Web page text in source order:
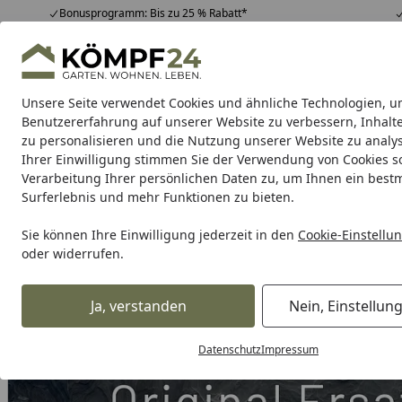
Unsere Seite verwendet Cookies und ähnliche Technologien,
Benutzererfahrung auf unserer Website zu verbessern,
zu personalisieren und die Nutzung unserer Website zu
Ihrer Einwilligung stimmen Sie der Verwendung von Cookies
Verarbeitung Ihrer persönlichen Daten zu, um Ihnen ein
Surferlebnis und mehr Funktionen zu bieten.
Sie können Ihre Einwilligung jederzeit in den Cookie-
oder widerrufen.
Ja, verstanden Nein,
DatenschutzImpressum
Bonusprogramm: Bis zu 25 % Rabatt*
Hotline07051 / 9 22 22
Mo-Fr. 8-16 Uhr 25.958 Bewertungen
Alle Produkte
Alle ProdukteHighlights Tipps & Tricks
Grill Gasgrill Holzkohlegrill Elektrogrill
Karibu Pools inkl.
Dein Traumpool im Sorglos-
Weber Lid assembly 3B Genesis 19,Black (67367)